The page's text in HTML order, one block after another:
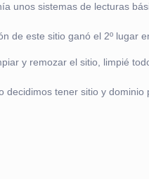
unos sistemas de lecturas
de este sitio ganó el 2º lugar
y remozar el sitio, limpié
decidimos tener sitio y